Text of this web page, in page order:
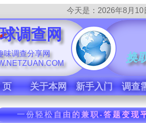
今天是： 2026年8月10
调查网
味调查分享网
换
页 关于本网 新手入门 调查
一份轻松自由的兼职-答题变现